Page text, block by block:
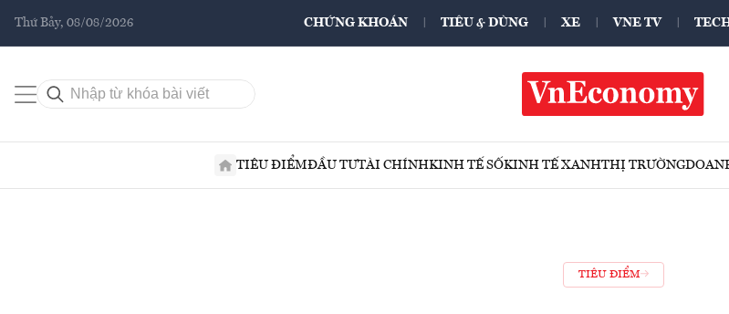
Thứ Bảy, 08/08/2026 CHỨNG KHOÁN TIÊU & DÙNG XE VNE TV
TIÊU ĐIỂMĐẦU TƯTÀI CHÍNHKINH TẾ SỐKINH TẾ XANHTHỊ TRƯỜNG
TIÊU ĐIỂM